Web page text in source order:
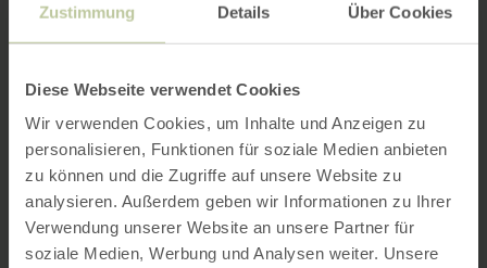
Zustimmung Details Über Cookies
Diese Webseite verwendet Cookies
Wir verwenden Cookies, um Inhalte und Anzeigen zu
personalisieren, Funktionen für soziale Medien anbieten
zu können und die Zugriffe auf unsere Website zu
analysieren. Außerdem geben wir Informationen zu Ihrer
Verwendung unserer Website an unsere Partner für
soziale Medien, Werbung und Analysen weiter. Unsere